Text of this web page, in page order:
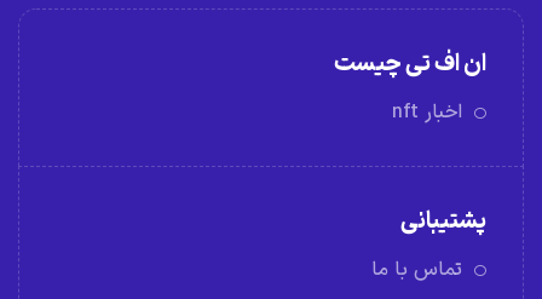
ان اف تی چیست
اخبار nft
پشتیبانی
تماس با ما